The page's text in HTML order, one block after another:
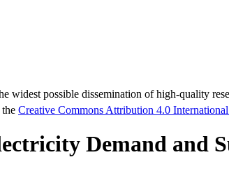
widest possible dissemination of high-quality
Creative Commons Attribution 4.0
Demand and